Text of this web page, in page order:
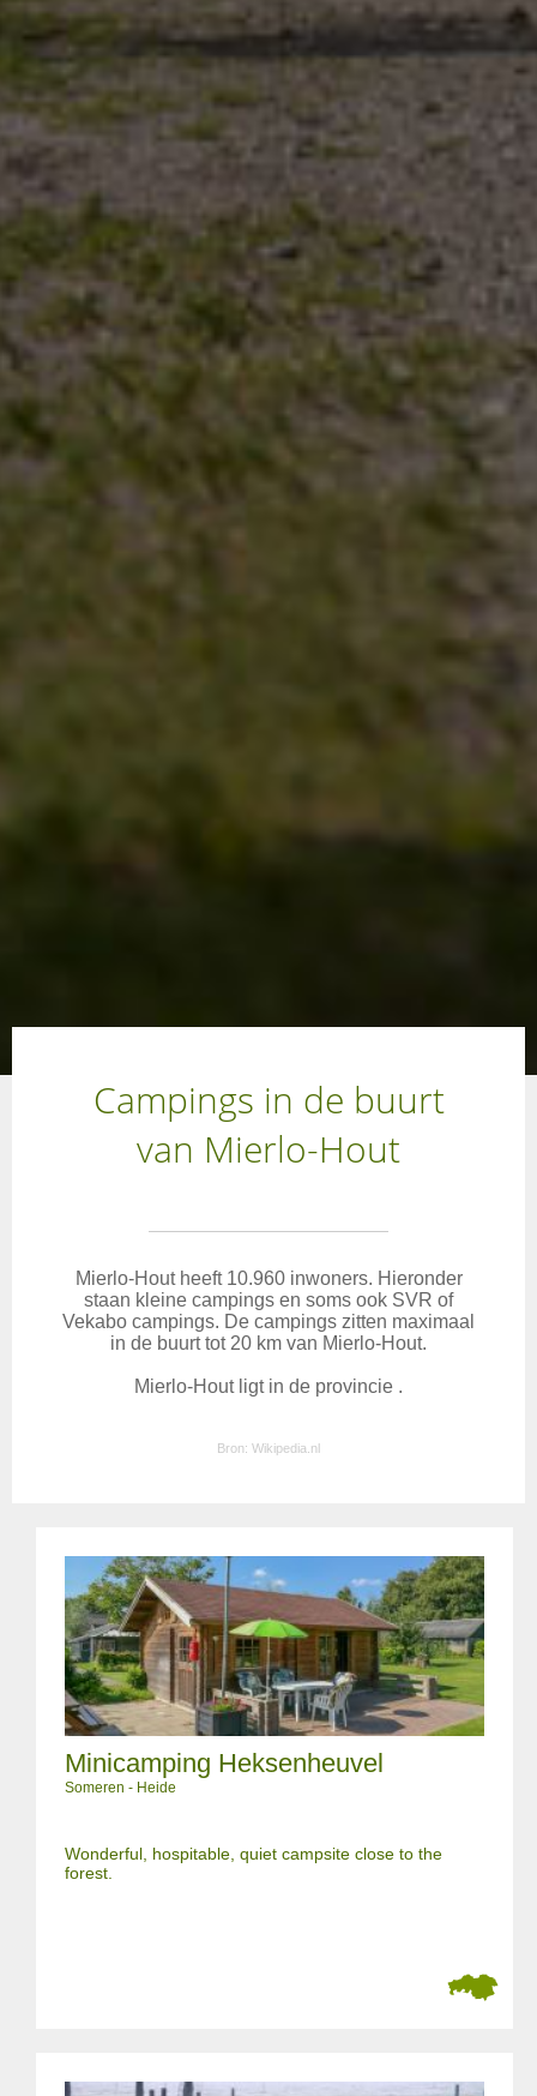
Campings in de buurt
van Mierlo-Hout
Mierlo-Hout heeft 10.960 inwoners. Hieronder
staan kleine campings en soms ook SVR of
Vekabo campings. De campings zitten maximaal
in de buurt tot 20 km van Mierlo-Hout.
Mierlo-Hout ligt in de provincie .
Bron: Wikipedia.nl
Minicamping Heksenheuvel
Someren - Heide
Wonderful, hospitable, quiet campsite close to the
forest.